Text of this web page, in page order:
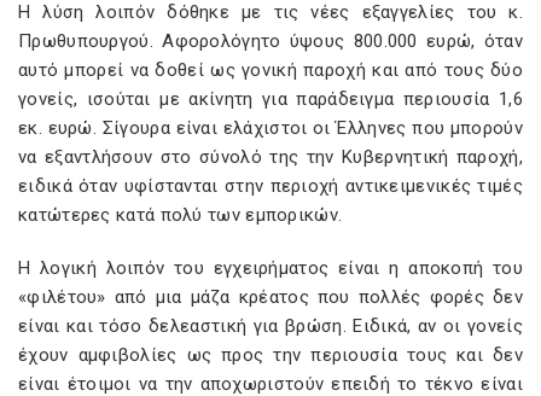
Η λύση λοιπόν δόθηκε με τις νέες εξαγγελίες του κ.
Πρωθυπουργού. Αφορολόγητο ύψους 800.000 ευρώ, όταν
αυτό μπορεί να δοθεί ως γονική παροχή και από τους δύο
γονείς, ισούται με ακίνητη για παράδειγμα περιουσία 1,6
εκ. ευρώ. Σίγουρα είναι ελάχιστοι οι Έλληνες που μπορούν
να εξαντλήσουν στο σύνολό της την Κυβερνητική παροχή,
ειδικά όταν υφίστανται στην περιοχή αντικειμενικές τιμές
κατώτερες κατά πολύ των εμπορικών.
Η λογική λοιπόν του εγχειρήματος είναι η αποκοπή του
«φιλέτου» από μια μάζα κρέατος που πολλές φορές δεν
είναι και τόσο δελεαστική για βρώση. Ειδικά, αν οι γονείς
έχουν αμφιβολίες ως προς την περιουσία τους και δεν
είναι έτοιμοι να την αποχωριστούν επειδή το τέκνο είναι